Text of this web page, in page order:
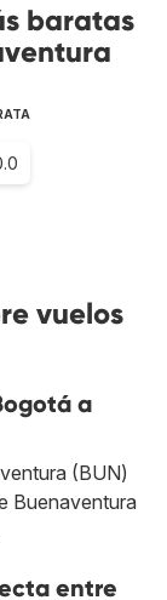
baratas
vuelos
a
(BUN)
Buenaventura
entre